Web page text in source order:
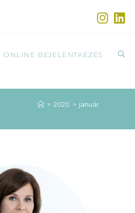
ONLINE BEJELENTKEZÉS
> 2020 > január